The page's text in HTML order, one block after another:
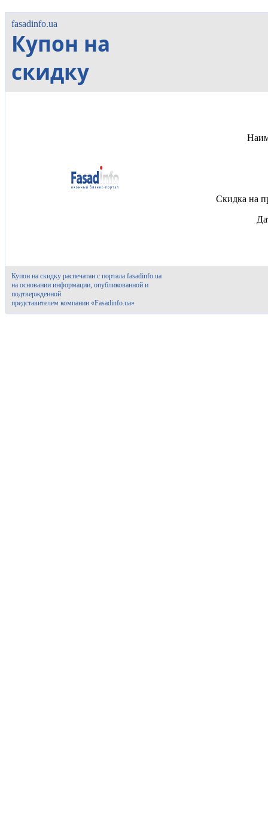
fasadinfo.ua
Купон на
скидку
Скидка на
Купон на скидку распечатан с портала fasadinfo.ua
на основании информации, опубликованной и
подтвержденной
представителем компании «Fasadinfo.ua»